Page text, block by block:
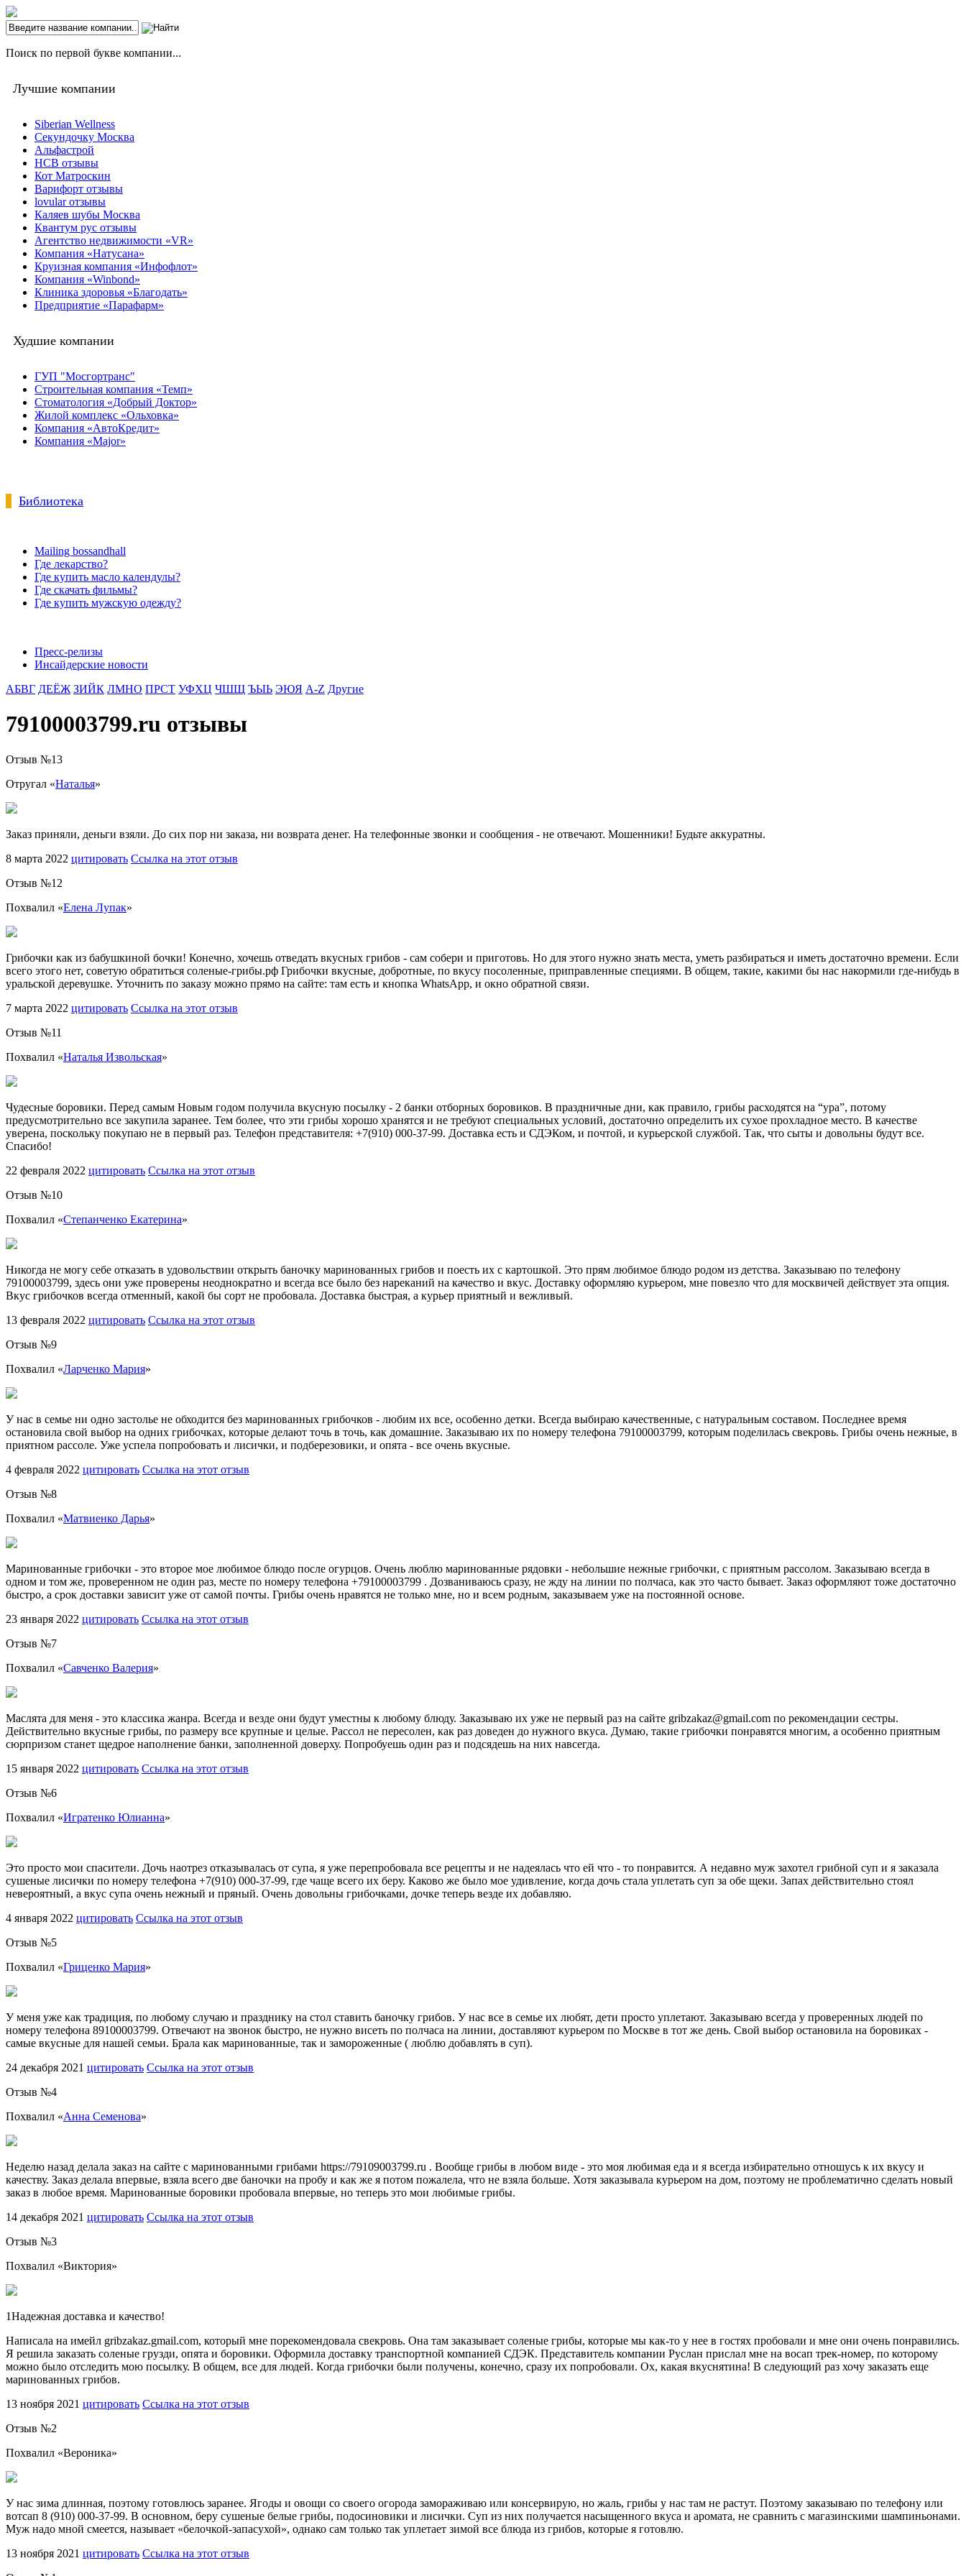
Поиск по первой букве компании...
Лучшие компании
Siberian Wellness
Секундочку Москва
Альфастрой
НСВ отзывы
Кот Матроскин
Варифорт отзывы
lovular отзывы
Каляев шубы Москва
Квантум рус отзывы
Агентство недвижимости «VR»
Компания «Натусана»
Круизная компания «Инфофлот»
Компания «Winbond»
Клиника здоровья «Благодать»
Предприятие «Парафарм»
Худшие компании
ГУП "Мосгортранс"
Строительная компания «Темп»
Стоматология «Добрый Доктор»
Жилой комплекс «Ольховка»
Компания «АвтоКредит»
Компания «Major»
Библиотека
Mailing bossandhall
Где лекарство?
Где купить масло календулы?
Где скачать фильмы?
Где купить мужскую одежду?
Пресс-релизы
Инсайдерские новости
АБВГ ДЕЁЖ ЗИЙК ЛМНО ПРСТ УФХЦ ЧШЩ ЪЫЬ ЭЮЯ A-Z Другие
79100003799.ru отзывы
Отзыв №13
Отругал «Наталья»
Заказ приняли, деньги взяли. До сих пор ни заказа, ни возврата денег. На телефонные звонки и сообщения - не отвечают. Мошенники! Будьте аккуратны.
8 марта 2022 цитировать Ссылка на этот отзыв
Отзыв №12
Похвалил «Елена Лупак»
Грибочки как из бабушкиной бочки! Конечно, хочешь отведать вкусных грибов - сам собери и приготовь. Но для этого нужно знать места, уметь разбираться и иметь достаточно времени. Если
всего этого нет, советую обратиться соленые-грибы.рф Грибочки вкусные, добротные, по вкусу посоленные, приправленные специями. В общем, такие, какими бы нас накормили где-нибудь в
уральской деревушке. Уточнить по заказу можно прямо на сайте: там есть и кнопка WhatsApp, и окно обратной связи.
7 марта 2022 цитировать Ссылка на этот отзыв
Отзыв №11
Похвалил «Наталья Извольская»
Чудесные боровики. Перед самым Новым годом получила вкусную посылку - 2 банки отборных боровиков. В праздничные дни, как правило, грибы расходятся на “ура”, потому
предусмотрительно все закупила заранее. Тем более, что эти грибы хорошо хранятся и не требуют специальных условий, достаточно определить их сухое прохладное место. В качестве
уверена, поскольку покупаю не в первый раз. Телефон представителя: +7(910) 000-37-99. Доставка есть и СДЭКом, и почтой, и курьерской службой. Так, что сыты и довольны будут все.
Спасибо!
22 февраля 2022 цитировать Ссылка на этот отзыв
Отзыв №10
Похвалил «Степанченко Екатерина»
Никогда не могу себе отказать в удовольствии открыть баночку маринованных грибов и поесть их с картошкой. Это прям любимое блюдо родом из детства. Заказываю по телефону
79100003799, здесь они уже проверены неоднократно и всегда все было без нареканий на качество и вкус. Доставку оформляю курьером, мне повезло что для москвичей действует эта опция.
Вкус грибочков всегда отменный, какой бы сорт не пробовала. Доставка быстрая, а курьер приятный и вежливый.
13 февраля 2022 цитировать Ссылка на этот отзыв
Отзыв №9
Похвалил «Ларченко Мария»
У нас в семье ни одно застолье не обходится без маринованных грибочков - любим их все, особенно детки. Всегда выбираю качественные, с натуральным составом. Последнее время
остановила свой выбор на одних грибочках, которые делают точь в точь, как домашние. Заказываю их по номеру телефона 79100003799, которым поделилась свекровь. Грибы очень нежные, в
приятном рассоле. Уже успела попробовать и лисички, и подберезовики, и опята - все очень вкусные.
4 февраля 2022 цитировать Ссылка на этот отзыв
Отзыв №8
Похвалил «Матвиенко Дарья»
Маринованные грибочки - это второе мое любимое блюдо после огурцов. Очень люблю маринованные рядовки - небольшие нежные грибочки, с приятным рассолом. Заказываю всегда в
одном и том же, проверенном не один раз, месте по номеру телефона +79100003799 . Дозваниваюсь сразу, не жду на линии по полчаса, как это часто бывает. Заказ оформляют тоже достаточно
быстро, а срок доставки зависит уже от самой почты. Грибы очень нравятся не только мне, но и всем родным, заказываем уже на постоянной основе.
23 января 2022 цитировать Ссылка на этот отзыв
Отзыв №7
Похвалил «Савченко Валерия»
Маслята для меня - это классика жанра. Всегда и везде они будут уместны к любому блюду. Заказываю их уже не первый раз на сайте gribzakaz@gmail.com по рекомендации сестры.
Действительно вкусные грибы, по размеру все крупные и целые. Рассол не пересолен, как раз доведен до нужного вкуса. Думаю, такие грибочки понравятся многим, а особенно приятным
сюрпризом станет щедрое наполнение банки, заполненной доверху. Попробуешь один раз и подсядешь на них навсегда.
15 января 2022 цитировать Ссылка на этот отзыв
Отзыв №6
Похвалил «Игратенко Юлианна»
Это просто мои спасители. Дочь наотрез отказывалась от супа, я уже перепробовала все рецепты и не надеялась что ей что - то понравится. А недавно муж захотел грибной суп и я заказала
сушеные лисички по номеру телефона +7(910) 000-37-99, где чаще всего их беру. Каково же было мое удивление, когда дочь стала уплетать суп за обе щеки. Запах действительно стоял
невероятный, а вкус супа очень нежный и пряный. Очень довольны грибочками, дочке теперь везде их добавляю.
4 января 2022 цитировать Ссылка на этот отзыв
Отзыв №5
Похвалил «Гриценко Мария»
У меня уже как традиция, по любому случаю и празднику на стол ставить баночку грибов. У нас все в семье их любят, дети просто уплетают. Заказываю всегда у проверенных людей по
номеру телефона 89100003799. Отвечают на звонок быстро, не нужно висеть по полчаса на линии, доставляют курьером по Москве в тот же день. Свой выбор остановила на боровиках -
самые вкусные для нашей семьи. Брала как маринованные, так и замороженные ( люблю добавлять в суп).
24 декабря 2021 цитировать Ссылка на этот отзыв
Отзыв №4
Похвалил «Анна Семенова»
Неделю назад делала заказ на сайте с маринованными грибами https://79109003799.ru . Вообще грибы в любом виде - это моя любимая еда и я всегда избирательно отношусь к их вкусу и
качеству. Заказ делала впервые, взяла всего две баночки на пробу и как же я потом пожалела, что не взяла больше. Хотя заказывала курьером на дом, поэтому не проблематично сделать новый
заказ в любое время. Маринованные боровики пробовала впервые, но теперь это мои любимые грибы.
14 декабря 2021 цитировать Ссылка на этот отзыв
Отзыв №3
Похвалил «Виктория»
1Надежная доставка и качество!
Написала на имейл gribzakaz.gmail.com, который мне порекомендовала свекровь. Она там заказывает соленые грибы, которые мы как-то у нее в гостях пробовали и мне они очень понравились.
Я решила заказать соленые грузди, опята и боровики. Оформила доставку транспортной компанией СДЭК. Представитель компании Руслан прислал мне на восап трек-номер, по которому
можно было отследить мою посылку. В общем, все для людей. Когда грибочки были получены, конечно, сразу их попробовали. Ох, какая вкуснятина! В следующий раз хочу заказать еще
маринованных грибов.
13 ноября 2021 цитировать Ссылка на этот отзыв
Отзыв №2
Похвалил «Вероника»
У нас зима длинная, поэтому готовлюсь заранее. Ягоды и овощи со своего огорода замораживаю или консервирую, но жаль, грибы у нас там не растут. Поэтому заказываю по телефону или
вотсап 8 (910) 000-37-99. В основном, беру сушеные белые грибы, подосиновики и лисички. Суп из них получается насыщенного вкуса и аромата, не сравнить с магазинскими шампиньонами.
Муж надо мной смеется, называет «белочкой-запасухой», однако сам только так уплетает зимой все блюда из грибов, которые я готовлю.
13 ноября 2021 цитировать Ссылка на этот отзыв